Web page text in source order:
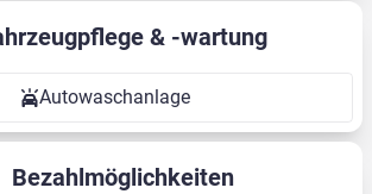
& -wartung
Autowaschanlage
Bezahlmöglichkeiten